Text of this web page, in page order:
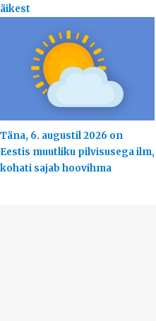
äikest
Täna, 6. augustil 2026 on
Eestis muutliku pilvisusega ilm,
kohati sajab hoovihma